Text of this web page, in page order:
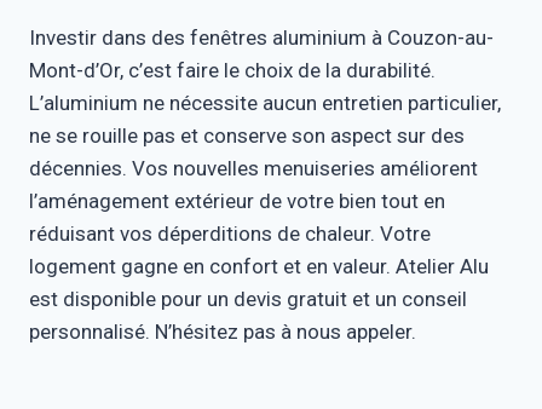
Investir dans des fenêtres aluminium à Couzon-au-
Mont-d’Or, c’est faire le choix de la durabilité.
L’aluminium ne nécessite aucun entretien particulier,
ne se rouille pas et conserve son aspect sur des
décennies. Vos nouvelles menuiseries améliorent
l’aménagement extérieur de votre bien tout en
réduisant vos déperditions de chaleur. Votre
logement gagne en confort et en valeur. Atelier Alu
est disponible pour un devis gratuit et un conseil
personnalisé. N’hésitez pas à nous appeler.